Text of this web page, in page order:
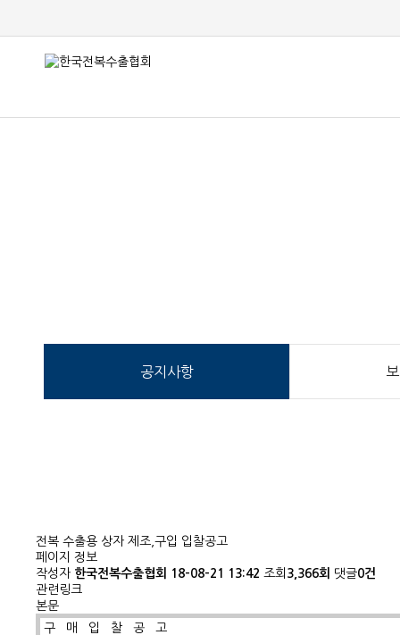
공지사항
전복 수출용 상자 제조,구입 입찰공고
페이지 정보
작성자 한국전복수출협회 18-08-21 13:42 조회 3,366회 댓글0건
관련링크
본문
구 매 입 찰 공 고